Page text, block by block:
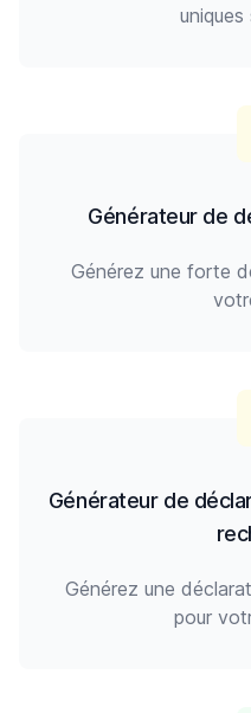
Générateur de
Générez une forte
Générateur de
Générez une
pour